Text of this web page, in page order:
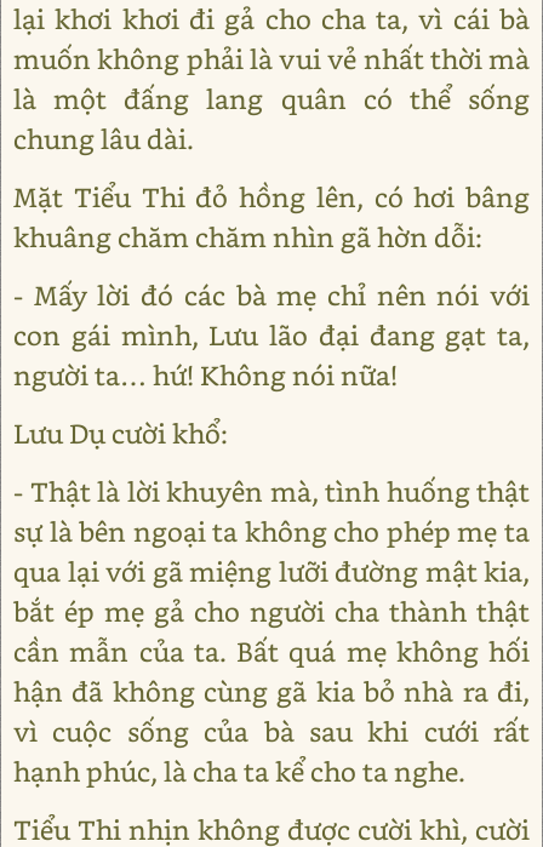
lại khơi khơi đi gả cho cha ta, vì cái bà
muốn không phải là vui vẻ nhất thời mà
là một đấng lang quân có thể sống
chung lâu dài.
Mặt Tiểu Thi đỏ hồng lên, có hơi bâng
khuâng chăm chăm nhìn gã hờn dỗi:
- Mấy lời đó các bà mẹ chỉ nên nói với
con gái mình, Lưu lão đại đang gạt ta,
người ta… hứ! Không nói nữa!
Lưu Dụ cười khổ:
- Thật là lời khuyên mà, tình huống thật
sự là bên ngoại ta không cho phép mẹ ta
qua lại với gã miệng lưỡi đường mật kia,
bắt ép mẹ gả cho người cha thành thật
cần mẫn của ta. Bất quá mẹ không hối
hận đã không cùng gã kia bỏ nhà ra đi,
vì cuộc sống của bà sau khi cưới rất
hạnh phúc, là cha ta kể cho ta nghe.
Tiểu Thi nhịn không được cười khì, cười